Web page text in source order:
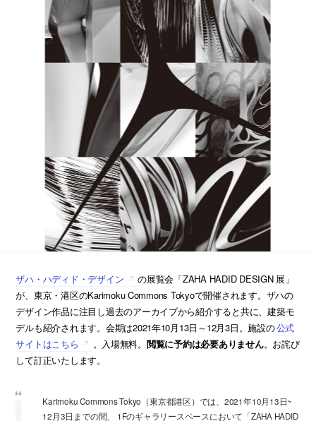
ザハ・ハディド・デザイン
の展覧会「ZAHA HADID DESIGN 展」
が、東京・港区のKarimoku Commons Tokyoで開催されます。ザハの
デザイン作品に注目し過去のアーカイブから紹介すると共に、建築モ
デルも紹介されます。会期は2021年10月13日～12月3日。施設の公式
サイトはこちら
。入場無料。 閲覧に予約は必要ありません。お詫び
して訂正いたします。
Karimoku Commons Tokyo（東京都港区）では、2021年10月13日~
12月3日までの間、 1Fのギャラリースペースにおいて「ZAHA HADID